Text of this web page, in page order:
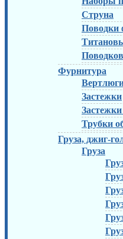
Струна
Поводки
Фурнитура
Застежки
Трубки
Груза, джиг-
Груза